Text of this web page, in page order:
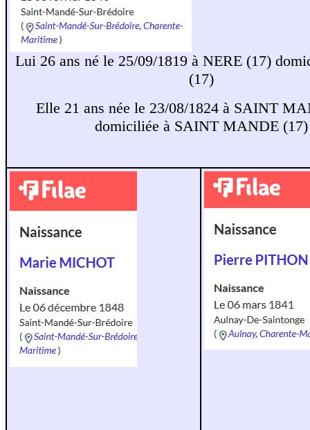
Lui 26 ans né le 25/09/1819 à NERE (17)
(17)
Elle 21 ans née le 23/08/1824 à SAINT
domiciliée à SAINT MANDE (17)